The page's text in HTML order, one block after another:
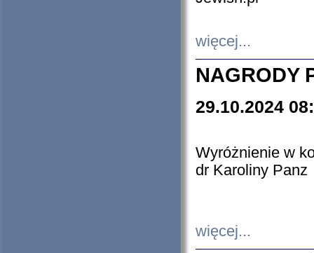
więcej...
NAGRODY
29.10.2024
Wyróżnienie w
dr Karoliny Panz
więcej...